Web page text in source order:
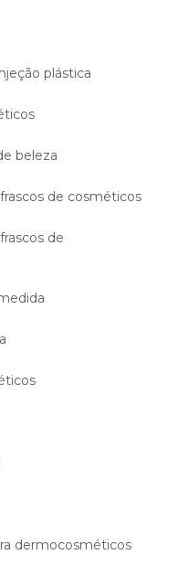
plástica
beleza
de cosméticos
de
dermocosméticos